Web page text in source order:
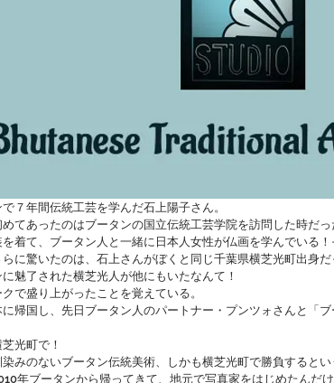
７年間伝統工芸を学んだ石上陽子さん。
てあったのはブータンの国立伝統工芸学院を訪問した時だっ
を着て、ブータン人と一緒に日本人女性が仏画を学んでいる
に驚いたのは、石上さんがぼくと同じ千葉県横芝光町出身だ
魅了された横芝光人が他にもいたなんて！
で盛り上がったことを覚えている。
帰国し、先日ブータン人のパートナー・プンツォさんと「
光町で！
染みのないブータン伝統美術、しかも横芝光町で勝負するとい
年ブータンから帰ってきて、地元で写真家をはじめたんだ